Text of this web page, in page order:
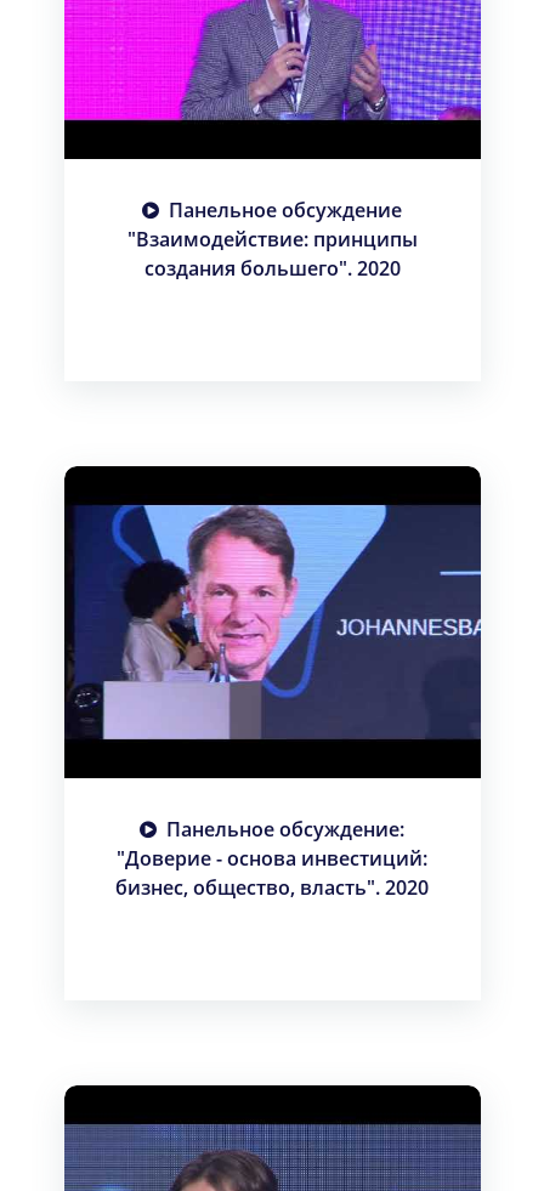
Панельное обсуждение
"Взаимодействие: принципы
создания большего". 2020
Панельное обсуждение:
"Доверие - основа инвестиций:
бизнес, общество, власть". 2020